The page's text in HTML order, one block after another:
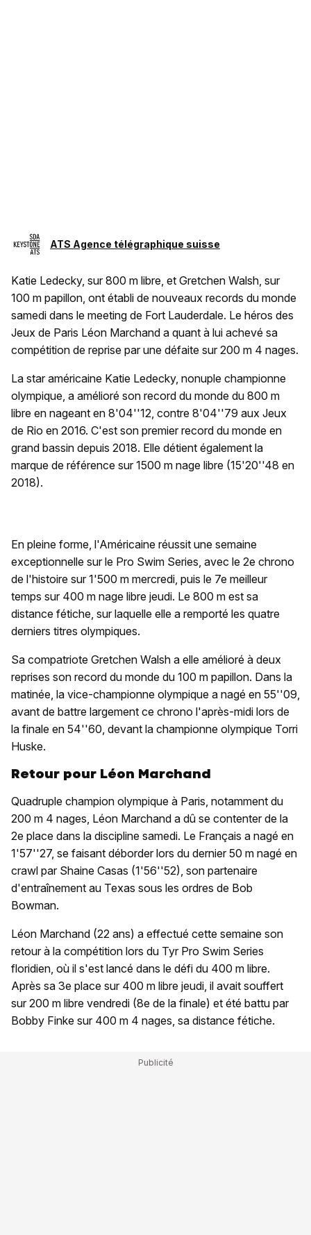
ATS Agence télégraphique suisse
Katie Ledecky, sur 800 m libre, et Gretchen Walsh, sur
100 m papillon, ont établi de nouveaux records du monde
samedi dans le meeting de Fort Lauderdale. Le héros des
Jeux de Paris Léon Marchand a quant à lui achevé sa
compétition de reprise par une défaite sur 200 m 4 nages.
La star américaine Katie Ledecky, nonuple championne
olympique, a amélioré son record du monde du 800 m
libre en nageant en 8'04''12, contre 8'04''79 aux Jeux
de Rio en 2016. C'est son premier record du monde en
grand bassin depuis 2018. Elle détient également la
marque de référence sur 1500 m nage libre (15'20''48 en
2018).
En pleine forme, l'Américaine réussit une semaine
exceptionnelle sur le Pro Swim Series, avec le 2e chrono
de l'histoire sur 1'500 m mercredi, puis le 7e meilleur
temps sur 400 m nage libre jeudi. Le 800 m est sa
distance fétiche, sur laquelle elle a remporté les quatre
derniers titres olympiques.
Sa compatriote Gretchen Walsh a elle amélioré à deux
reprises son record du monde du 100 m papillon. Dans la
matinée, la vice-championne olympique a nagé en 55''09,
avant de battre largement ce chrono l'après-midi lors de
la finale en 54''60, devant la championne olympique Torri
Huske.
Retour pour Léon Marchand
Quadruple champion olympique à Paris, notamment du
200 m 4 nages, Léon Marchand a dû se contenter de la
2e place dans la discipline samedi. Le Français a nagé en
1'57''27, se faisant déborder lors du dernier 50 m nagé en
crawl par Shaine Casas (1'56''52), son partenaire
d'entraînement au Texas sous les ordres de Bob
Bowman.
Léon Marchand (22 ans) a effectué cette semaine son
retour à la compétition lors du Tyr Pro Swim Series
floridien, où il s'est lancé dans le défi du 400 m libre.
Après sa 3e place sur 400 m libre jeudi, il avait souffert
sur 200 m libre vendredi (8e de la finale) et été battu par
Bobby Finke sur 400 m 4 nages, sa distance fétiche.